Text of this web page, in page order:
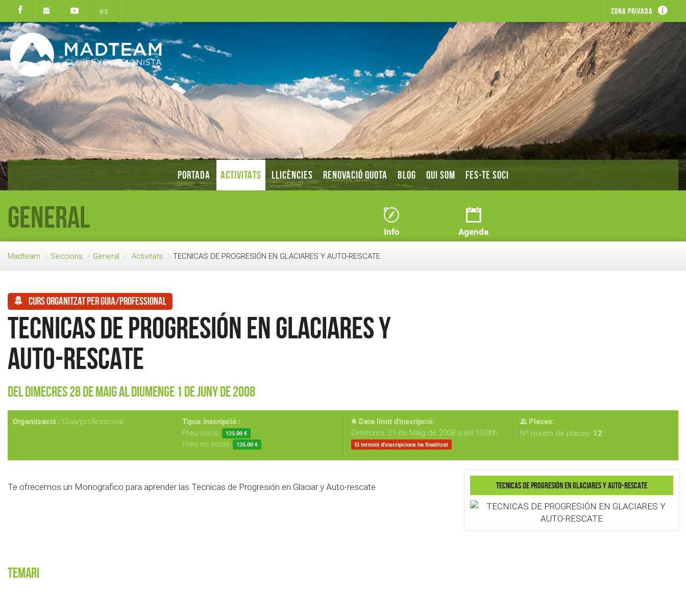
es Zona privada
PORTADA ACTIVITATS LLICÈNCIES RENOVACIÓ QUOTA BLOG QUI SOM FES-TE SOCI
General Info Agenda
Madteam Seccions General Activitats TECNICAS DE PROGRESIÓN EN GLACIARES Y AUTO-RESCATE
Curs organitzat per guia/professional
TECNICAS DE PROGRESIÓN EN GLACIARES Y
AUTO-RESCATE
Del Dimecres 28 de Maig al Diumenge 1 de Juny de 2008
Organització : Guia/professional Tipus inscripció :
Preu socis: 125.00 €
Preu no socis: 135.00 €
Data límit d'inscripció:
Dimecres, 21 de Maig de 2008 a les 10:00h
El termini d'inscripcions ha finalitzat
Places:
Nº màxim de places: 12
Te ofrecemos un Monografico para aprender las Tecnicas de Progresión en Glaciar y Auto-rescate
Temari
TECNICAS DE PROGRESIÓN EN GLACIARES Y AUTO-RESCATE